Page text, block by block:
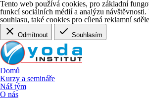
Tento web používá cookies, pro základní
funkcí sociálních médií a analýzu návštěvnosti.
souhlasu, také cookies pro cílená reklamní
Odmítnout Souhlasím
Domů
Kurzy a semináře
Náš tým
O nás